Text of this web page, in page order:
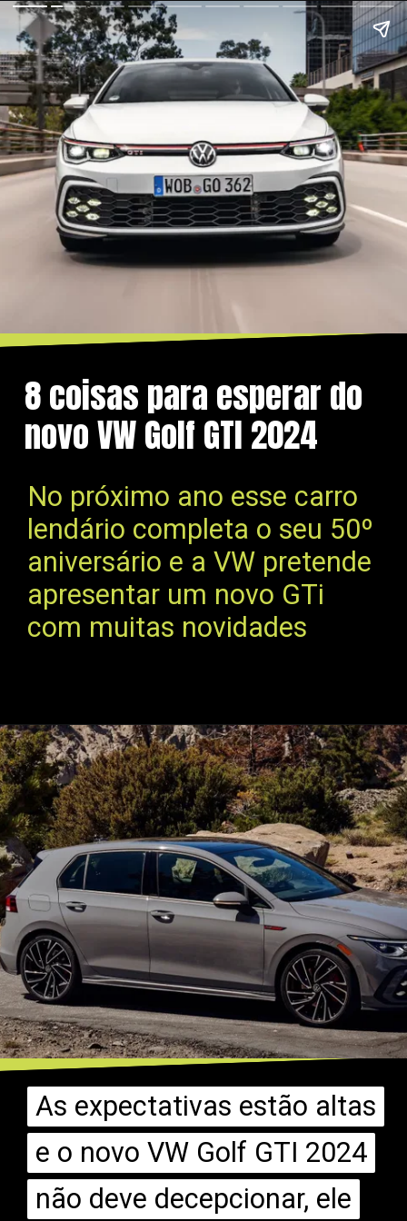
8 coisas para esperar do
novo VW Golf GTI 2024
No próximo ano esse carro
lendário completa o seu 50º
aniversário e a VW pretende
apresentar um novo GTi
com muitas novidades
As expectativas estão altas
e o novo VW Golf GTI 2024
não deve decepcionar, ele
As expectativas estão altas
e o novo VW Golf GTI 2024
não deve decepcionar, ele